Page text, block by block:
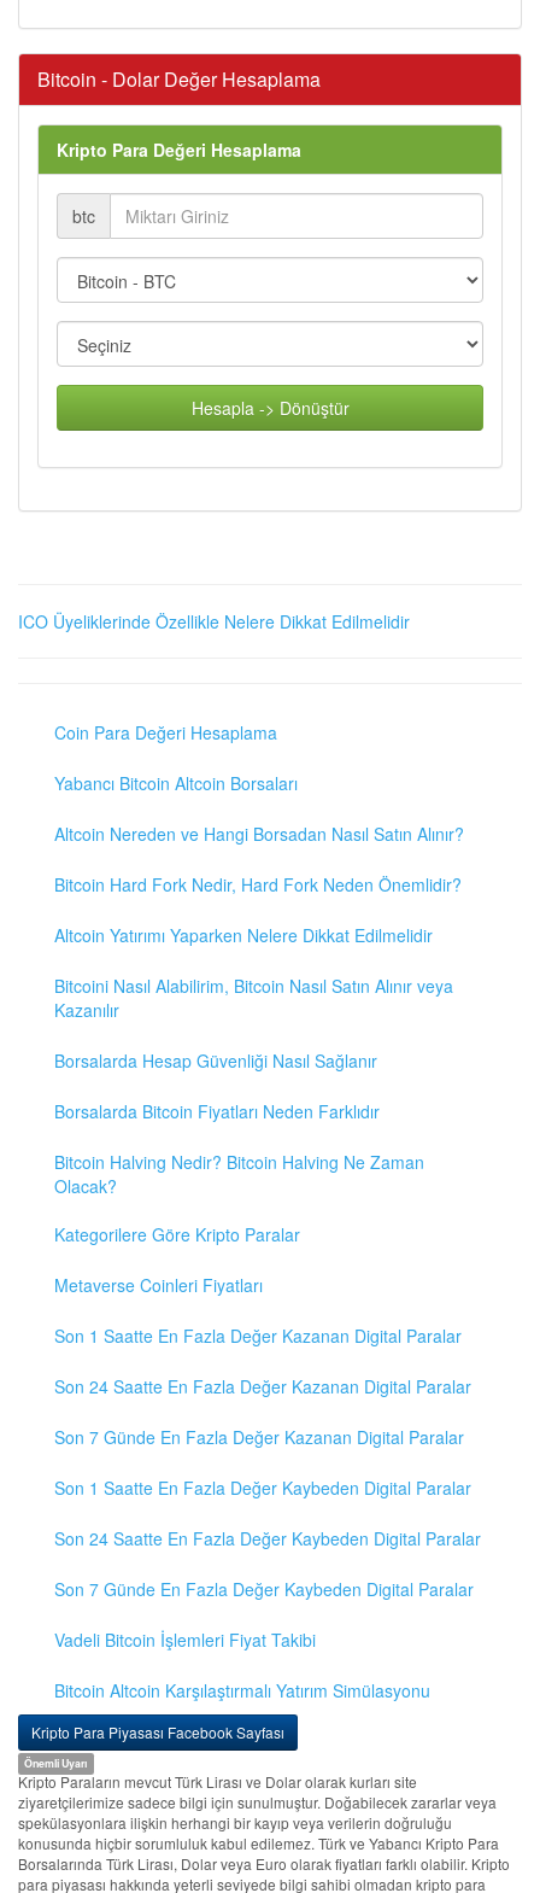
Bitcoin - Dolar Değer Hesaplama
Kripto Para Değeri Hesaplama
btc
Hesapla -> Dönüştür
ICO Üyeliklerinde Özellikle Nelere Dikkat Edilmelidir
Coin Para Değeri Hesaplama
Yabancı Bitcoin Altcoin Borsaları
Altcoin Nereden ve Hangi Borsadan Nasıl Satın Alınır?
Bitcoin Hard Fork Nedir, Hard Fork Neden Önemlidir?
Altcoin Yatırımı Yaparken Nelere Dikkat Edilmelidir
Bitcoini Nasıl Alabilirim, Bitcoin Nasıl Satın Alınır veya
Kazanılır
Borsalarda Hesap Güvenliği Nasıl Sağlanır
Borsalarda Bitcoin Fiyatları Neden Farklıdır
Bitcoin Halving Nedir? Bitcoin Halving Ne Zaman
Olacak?
Kategorilere Göre Kripto Paralar
Metaverse Coinleri Fiyatları
Son 1 Saatte En Fazla Değer Kazanan Digital Paralar
Son 24 Saatte En Fazla Değer Kazanan Digital Paralar
Son 7 Günde En Fazla Değer Kazanan Digital Paralar
Son 1 Saatte En Fazla Değer Kaybeden Digital Paralar
Son 24 Saatte En Fazla Değer Kaybeden Digital Paralar
Son 7 Günde En Fazla Değer Kaybeden Digital Paralar
Vadeli Bitcoin İşlemleri Fiyat Takibi
Bitcoin Altcoin Karşılaştırmalı Yatırım Simülasyonu
Kripto Para Piyasası Facebook Sayfası
Önemli Uyarı
Kripto Paraların mevcut Türk Lirası ve Dolar olarak kurları site
ziyaretçilerimize sadece bilgi için sunulmuştur. Doğabilecek zararlar veya
spekülasyonlara ilişkin herhangi bir kayıp veya verilerin doğruluğu
konusunda hiçbir sorumluluk kabul edilemez. Türk ve Yabancı Kripto Para
Borsalarında Türk Lirası, Dolar veya Euro olarak fiyatları farklı olabilir. Kripto
para piyasası hakkında yeterli seviyede bilgi sahibi olmadan kripto para